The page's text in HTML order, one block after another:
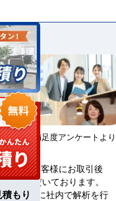
お客様満足度アンケートより
ましたお客様にお取引後
をいただいております。
見を元に社内で解析を行
もり